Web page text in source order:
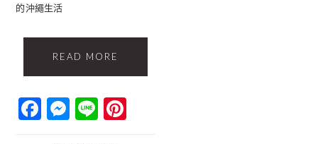
的沖繩生活
READ MORE
Facebook
Messenger
Line